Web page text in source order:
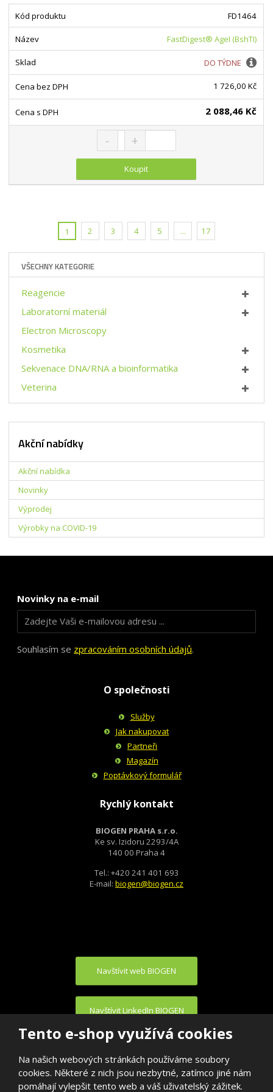
Tento e-shop využívá cookies
Na našich webových stránkách používáme soubory
cookies. Některé z nich jsou nezbytné, zatímco jiné nám
pomáhají vylepšit tento web a váš uživatelský zážitek.
FD1464
FastDigest® AgeI (BshTI)
DO TÝDNE
1 726,00 Kč
2 088,46 Kč
Změnit početNavýšit množství
Snížit množství
Koupit
1 2 3 4 5 ... 17
VŠECHNY KATEGORIE
Reagencie
Laboratorní materiál
Electron Microscopy
Kosmetika
Sekvenace DNA/RNA a bioinformatika
Veterina
Akční nabídky
Akční nabídka
Novinky
Výprodej
Výrobky na COVID-19
Novinky na e-mail
Souhlasím se zpracováním osobních údajů.
O společnosti
Služby
Jak nakupovat
Partneři
Magazín
Poptávkový formulář
Rychlý kontakt
BIOGEN PRAHA s.r.o.
Ke sv. Izidoru 2293/4A
140 00 Praha 4
Tel.: +420 241 401 693
E-mail: biogen@biogen.cz
Navštívit web BIOGEN
Navštívit LinkedIn BIOGEN